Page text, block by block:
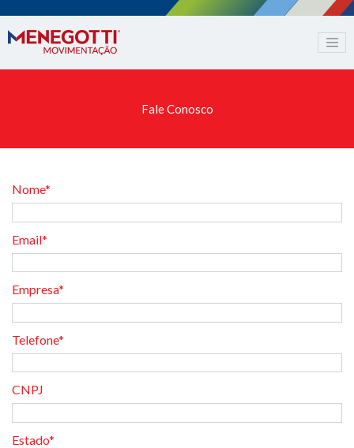
Fale Conosco
Nome*
Email*
Empresa*
Telefone*
CNPJ
Estado*